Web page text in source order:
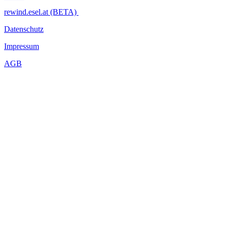
rewind.esel.at (BETA)
Datenschutz
Impressum
AGB